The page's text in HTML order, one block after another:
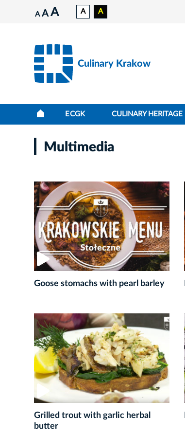
A A A A A
Culinary Krakow
ECGK CULINARY HERITAGE
Multimedia
Goose stomachs with pearl barley
Grilled trout with garlic herbal
butter